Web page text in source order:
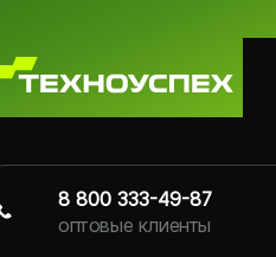
8 800 333-49-87
оптовые клиенты